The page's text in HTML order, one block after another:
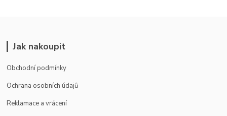
Jak nakoupit
Obchodní podmínky
Ochrana osobních údajů
Reklamace a vrácení